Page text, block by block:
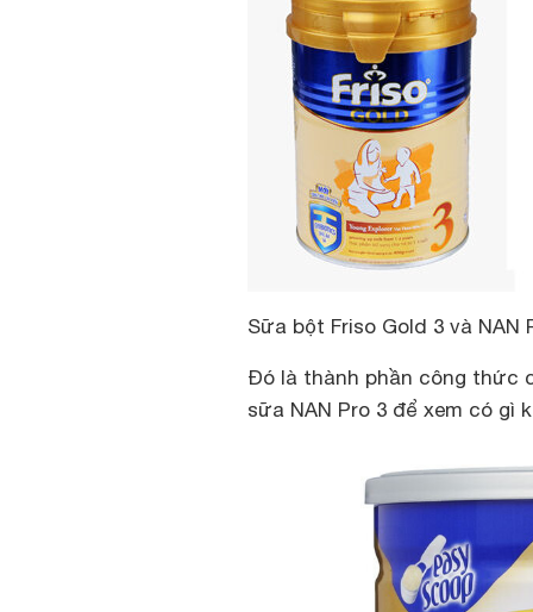
Sữa bột Friso Gold 3 và NAN
Đó là thành phần công thức
sữa NAN Pro 3 để xem có gì